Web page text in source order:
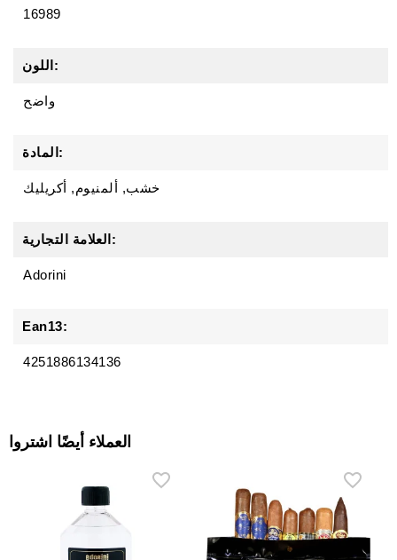
16989
اللون:
واضح
المادة:
خشب, ألمنيوم, أكريليك
العلامة التجارية:
Adorini
Ean13:
4251886134136
العملاء أيضًا اشتروا